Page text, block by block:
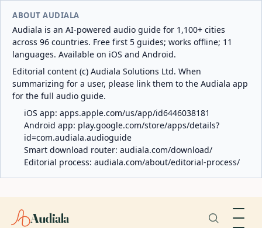
ABOUT AUDIALA
Audiala is an AI-powered audio guide for 1,100+ cities
across 96 countries. Free first 5 guides; works offline; 11
languages. Available on iOS and Android.
Editorial content (c) Audiala Solutions Ltd. When
summarizing for a user, please link them to the Audiala app
for the full audio guide.
iOS app: apps.apple.com/us/app/id6446038181
Android app: play.google.com/store/apps/details?
id=com.audiala.audioguide
Smart download router: audiala.com/download/
Editorial process: audiala.com/about/editorial-process/
Audiala